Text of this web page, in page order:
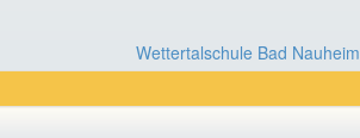
Wettertalschule Bad Nauheim